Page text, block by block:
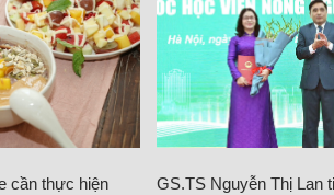
cần thực hiện
GS.TS Nguyễn Thị Lan